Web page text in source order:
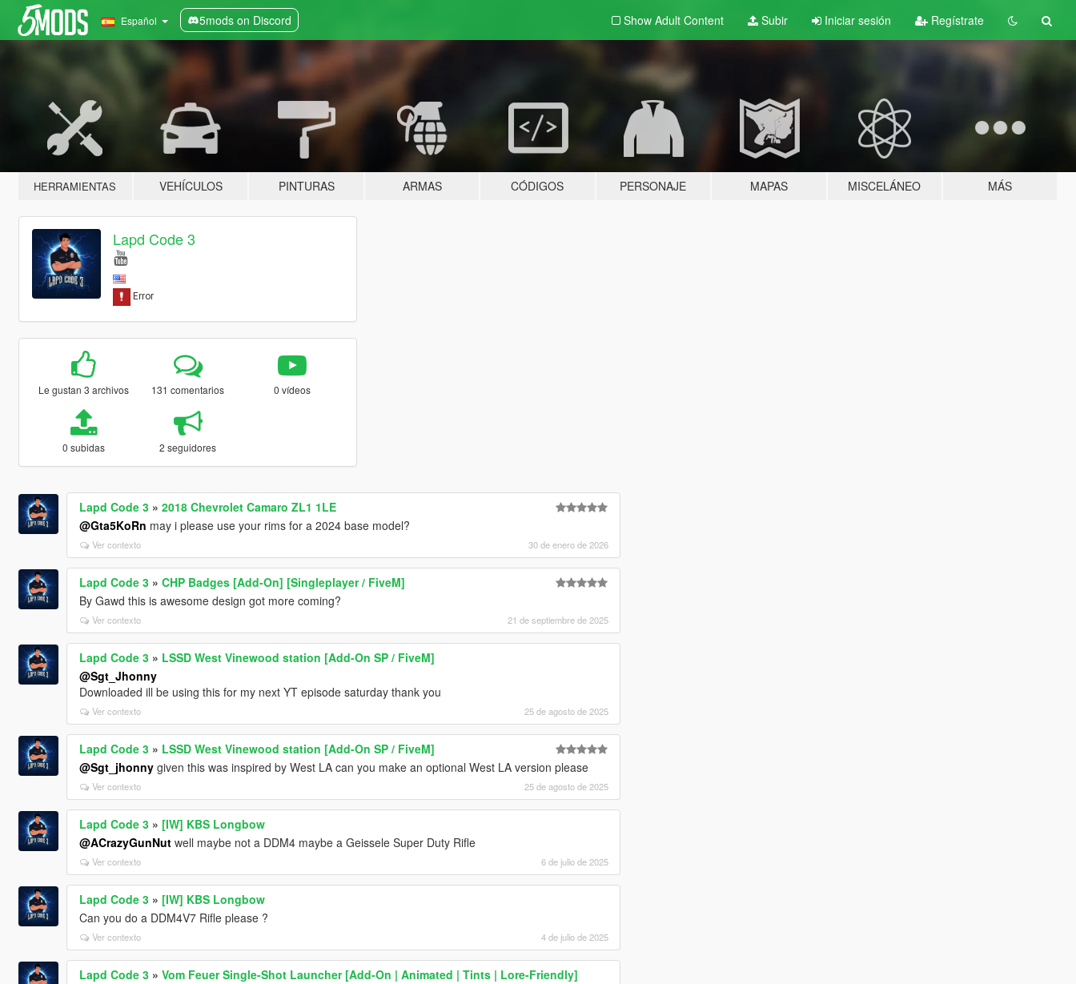
Español 5mods on Discord Show Adult Content Subir Iniciar sesión Regístrate
HERRAMIENTAS VEHÍCULOS PINTURAS ARMAS CÓDIGOS PERSONAJE MAPAS MISCELÁNEO MÁS
Lapd Code 3
Le gustan 3 archivos 131 comentarios 0 vídeos
0 subidas 2 seguidores
Lapd Code 3» 2018 Chevrolet Camaro ZL1 1LE
@Gta5KoRn may i please use your rims for a 2024 base model?
Ver contexto 30 de enero de 2026
Lapd Code 3» CHP Badges [Add-On] [Singleplayer / FiveM]
By Gawd this is awesome design got more coming?
Ver contexto 21 de septiembre de 2025
Lapd Code 3» LSSD West Vinewood station [Add-On SP / FiveM]
@Sgt_Jhonny
Downloaded ill be using this for my next YT episode saturday thank you
Ver contexto 25 de agosto de 2025
Lapd Code 3» LSSD West Vinewood station [Add-On SP / FiveM]
@Sgt_jhonnygiven this was inspired by West LA can you make an optional West LA version please
Ver contexto 25 de agosto de 2025
Lapd Code 3» [IW] KBS Longbow
@ACrazyGunNutwell maybe not a DDM4 maybe a Geissele Super Duty Rifle
Ver contexto 6 de julio de 2025
Lapd Code 3» [IW] KBS Longbow
Can you do a DDM4V7 Rifle please ?
Ver contexto 4 de julio de 2025
Lapd Code 3» Vom Feuer Single-Shot Launcher [Add-On | Animated | Tints | Lore-Friendly]